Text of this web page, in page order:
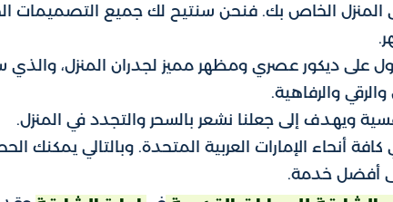
المنزل الخاص بك. فنحن سنتيح لك جميع التصميمات
على ديكور عصري ومظهر مميز لجدران المنزل،
والرفاهية.
ويهدف إلى جعلنا نشعر بالسحر والتجدد في المنزل.
أنحاء الإمارات العربية المتحدة. وبالتالي يمكنك
أفضل خدمة.